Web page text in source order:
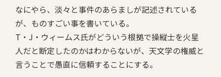
なにやら、淡々と事件のあらましが記述されている
が、ものすごい事を書いている。
T・J・ウィームス氏がどういう根拠で操縦士を火星
人だと断定したのかはわからないが、天文学の権威と
言うことで愚直に信頼することにする。